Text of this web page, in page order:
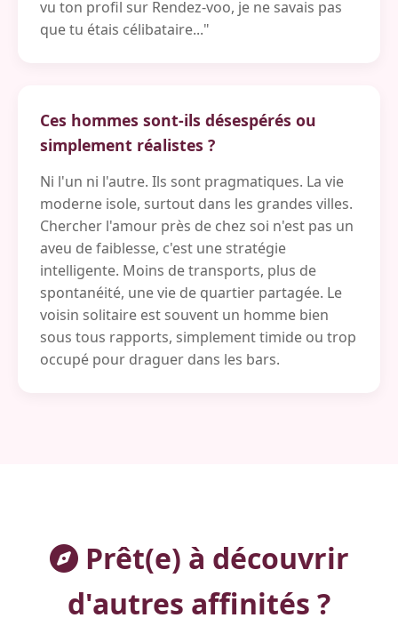
vu ton profil sur Rendez-voo, je ne savais pas
que tu étais célibataire..."
Ces hommes sont-ils désespérés ou
simplement réalistes ?
Ni l'un ni l'autre. Ils sont pragmatiques. La vie
moderne isole, surtout dans les grandes villes.
Chercher l'amour près de chez soi n'est pas un
aveu de faiblesse, c'est une stratégie
intelligente. Moins de transports, plus de
spontanéité, une vie de quartier partagée. Le
voisin solitaire est souvent un homme bien
sous tous rapports, simplement timide ou trop
occupé pour draguer dans les bars.
Prêt(e) à découvrir
d'autres affinités ?